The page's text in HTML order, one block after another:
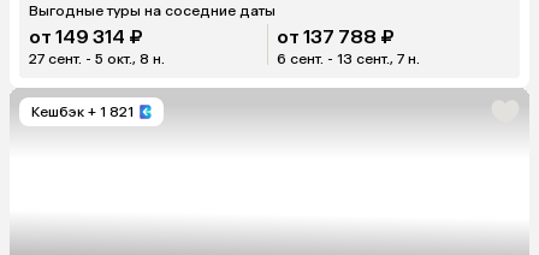
Выгодные туры на соседние даты
от 149 314 ₽
27 сент. - 5 окт., 8 н.
от 137 788 ₽
6 сент. - 13 сент., 7 н.
Кешбэк + 1 821